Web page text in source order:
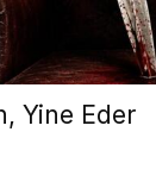
Yine Eder